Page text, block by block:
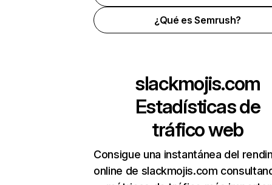
¿Qué es Semrush?
slackmojis.com
Estadísticas de
tráfico web
Consigue una instantánea del
online de slackmojis.com